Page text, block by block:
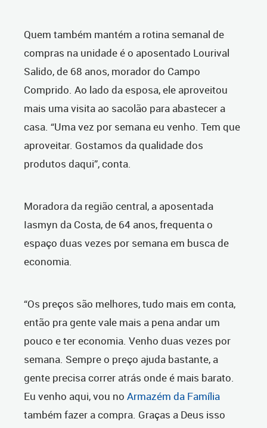
Quem também mantém a rotina semanal de
compras na unidade é o aposentado Lourival
Salido, de 68 anos, morador do Campo
Comprido. Ao lado da esposa, ele aproveitou
mais uma visita ao sacolão para abastecer a
casa. “Uma vez por semana eu venho. Tem que
aproveitar. Gostamos da qualidade dos
produtos daqui”, conta.
Moradora da região central, a aposentada
Iasmyn da Costa, de 64 anos, frequenta o
espaço duas vezes por semana em busca de
economia.
“Os preços são melhores, tudo mais em conta,
então pra gente vale mais a pena andar um
pouco e ter economia. Venho duas vezes por
semana. Sempre o preço ajuda bastante, a
gente precisa correr atrás onde é mais barato.
Eu venho aqui, vou no Armazém da Família
também fazer a compra. Graças a Deus isso